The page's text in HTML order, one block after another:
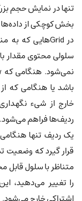
تنها در نمایش حجم
بخش کوچکی از
سلولی محتوی مقدار
باشد یا هنگامی که
خارج از شیء
ردیف‌ها فراهم می‌شود.
یک ردیف تنها
قرار گیرد که
متناظر با سلول
را تغییر می‌دهید،